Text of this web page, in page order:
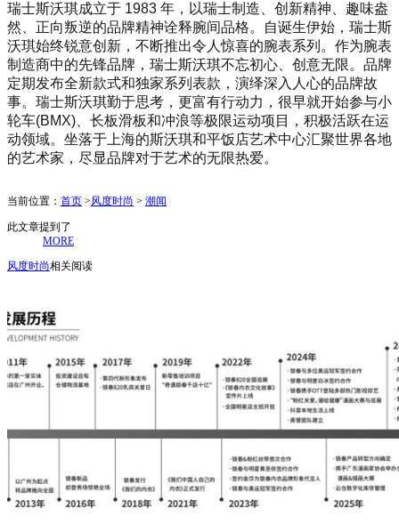
瑞士斯沃琪成立于 1983 年，以瑞士制造、创新精神、趣味盎
然、正向叛逆的品牌精神诠释腕间品格。自诞生伊始，瑞士斯
沃琪始终锐意创新，不断推出令人惊喜的腕表系列。作为腕表
制造商中的先锋品牌，瑞士斯沃琪不忘初心、创意无限。品牌
定期发布全新款式和独家系列表款，演绎深入人心的品牌故
事。瑞士斯沃琪勤于思考，更富有行动力，很早就开始参与小
轮车(BMX)、长板滑板和冲浪等极限运动项目，积极活跃在运
动领域。坐落于上海的斯沃琪和平饭店艺术中心汇聚世界各地
的艺术家，尽显品牌对于艺术的无限热爱。
当前位置： 首页 >风度时尚 > 潮闻
此文章提到了
MORE
风度时尚相关阅读